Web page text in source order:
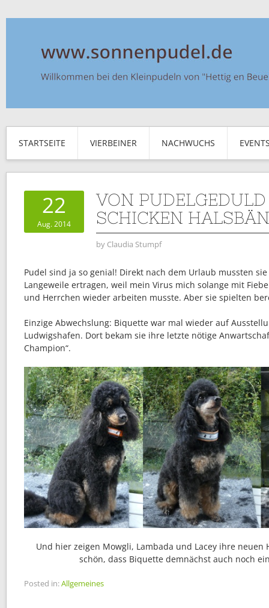
STARTSEITE VIERBEINER NACHWUCHS
22
Aug. 2014
VON
SCHICKEN
by Claudia Stumpf
Pudel sind ja so genial! Direkt nach dem Urlaub mussten
Langeweile ertragen, weil mein Virus mich solange mit
und Herrchen wieder arbeiten musste. Aber sie spielten
Einzige Abwechslung: Biquette war mal wieder auf
Ludwigshafen. Dort bekam sie ihre letzte nötige
Champion“.
Und hier zeigen Mowgli, Lambada und Lacey ihre neuen
schön, dass Biquette demnächst auch noch
Posted in:Allgemeines